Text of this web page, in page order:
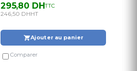
295,80 DHTTC
246,50 DHHT
Ajouter au panier
Comparer